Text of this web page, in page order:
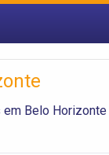
em Belo Horizonte